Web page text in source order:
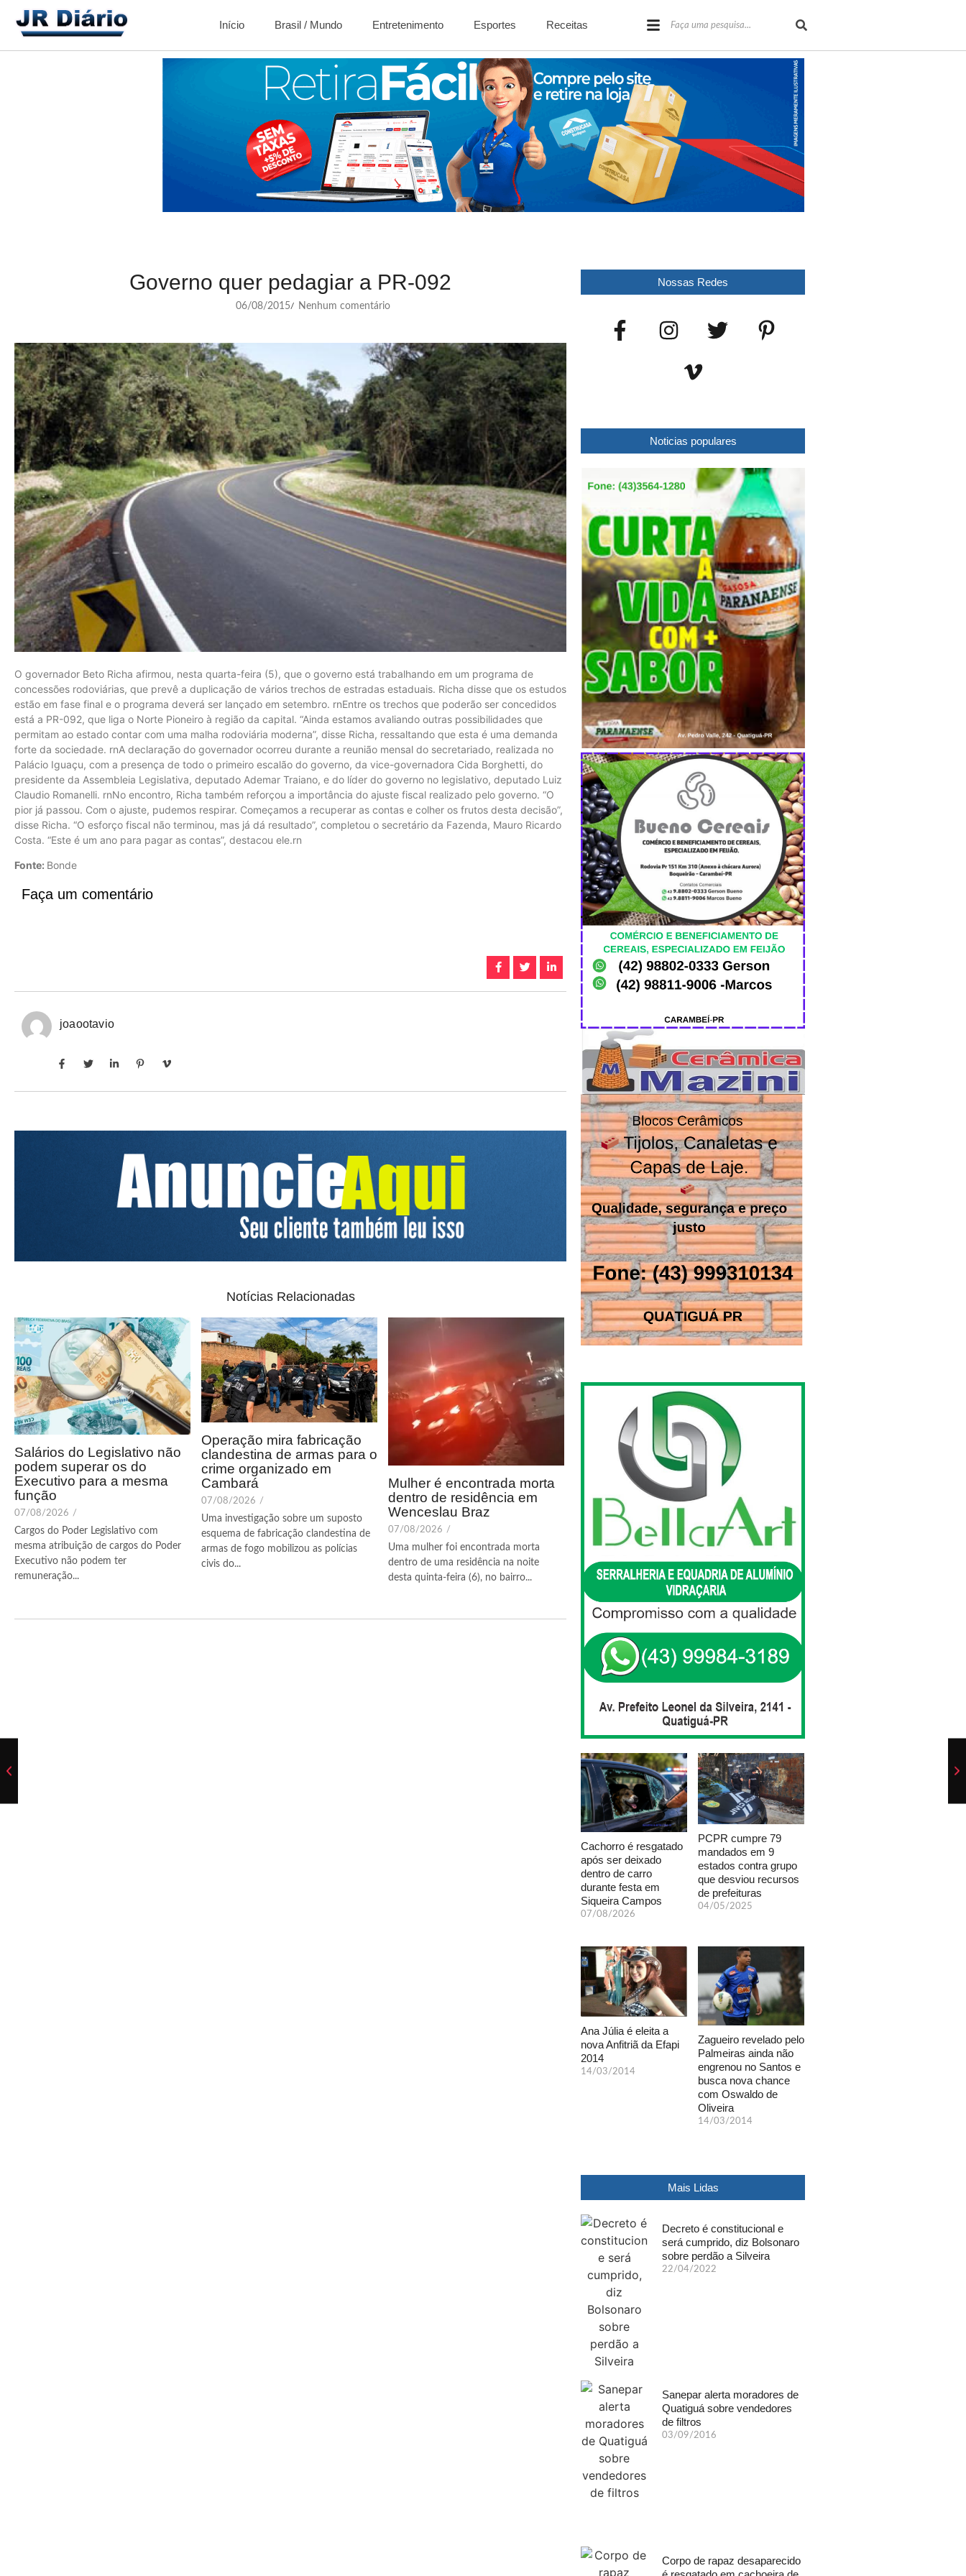
Início Brasil / Mundo Entretenimento Esportes Receitas
Governo quer pedagiar a PR-092
06/08/2015/ Nenhum comentário
O governador Beto Richa afirmou, nesta quarta-feira (5), que o governo está trabalhando em um programa de
concessões rodoviárias, que prevê a duplicação de vários trechos de estradas estaduais. Richa disse que os estudos
estão em fase final e o programa deverá ser lançado em setembro. rnEntre os trechos que poderão ser concedidos
está a PR-092, que liga o Norte Pioneiro à região da capital. “Ainda estamos avaliando outras possibilidades que
permitam ao estado contar com uma malha rodoviária moderna”, disse Richa, ressaltando que esta é uma demanda
forte da sociedade. rnA declaração do governador ocorreu durante a reunião mensal do secretariado, realizada no
Palácio Iguaçu, com a presença de todo o primeiro escalão do governo, da vice-governadora Cida Borghetti, do
presidente da Assembleia Legislativa, deputado Ademar Traiano, e do líder do governo no legislativo, deputado Luiz
Claudio Romanelli. rnNo encontro, Richa também reforçou a importância do ajuste fiscal realizado pelo governo. “O
pior já passou. Com o ajuste, pudemos respirar. Começamos a recuperar as contas e colher os frutos desta decisão”,
disse Richa. “O esforço fiscal não terminou, mas já dá resultado”, completou o secretário da Fazenda, Mauro Ricardo
Costa. “Este é um ano para pagar as contas”, destacou ele.rn
Fonte: Bonde
Faça um comentário
joaootavio
Notícias Relacionadas
Salários do Legislativo não
podem superar os do
Executivo para a mesma
função
07/08/2026 /
Cargos do Poder Legislativo com
mesma atribuição de cargos do Poder
Executivo não podem ter
remuneração...
Operação mira fabricação
clandestina de armas para o
crime organizado em
Cambará
07/08/2026 /
Uma investigação sobre um suposto
esquema de fabricação clandestina de
armas de fogo mobilizou as polícias
civis do...
Mulher é encontrada morta
dentro de residência em
Wenceslau Braz
07/08/2026 /
Uma mulher foi encontrada morta
dentro de uma residência na noite
desta quinta-feira (6), no bairro...
Nossas Redes
Noticias populares
Cachorro é resgatado
após ser deixado
dentro de carro
durante festa em
Siqueira Campos
07/08/2026
PCPR cumpre 79
mandados em 9
estados contra grupo
que desviou recursos
de prefeituras
04/05/2025
Ana Júlia é eleita a
nova Anfitriã da Efapi
2014
14/03/2014
Zagueiro revelado pelo
Palmeiras ainda não
engrenou no Santos e
busca nova chance
com Oswaldo de
Oliveira
14/03/2014
Mais Lidas
Decreto é constitucional e
será cumprido, diz Bolsonaro
sobre perdão a Silveira
22/04/2022
Sanepar alerta moradores de
Quatiguá sobre vendedores
de filtros
03/09/2016
Corpo de rapaz desaparecido